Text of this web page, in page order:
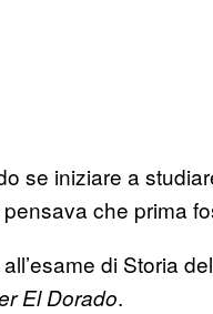
se iniziare a
che prima
di Storia
El Dorado.